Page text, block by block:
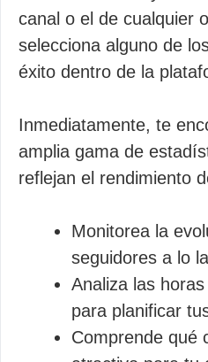
canal o el de cualquier
selecciona alguno de
éxito dentro de la
Inmediatamente, te
amplia gama de
reflejan el rendimiento
Monitorea la
seguidores a lo
Analiza las
para planificar
Comprende qué